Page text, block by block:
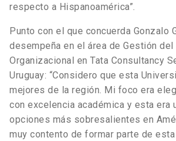
respecto a Hispanoamérica”.
Punto con el que concuerda Gonzalo
desempeña en el área de Gestión del
Organizacional en Tata Consultancy
Uruguay: “Considero que esta
mejores de la región. Mi foco era
con excelencia académica y esta era
opciones más sobresalientes en
muy contento de formar parte de